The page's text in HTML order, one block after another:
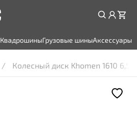
КвадрошиныГрузовые шиныАксессуары
Колесный диск Khomen 1610